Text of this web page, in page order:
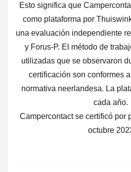
Esto significa que
como plataforma por
una evaluación independiente
y Forus-P. El método de
utilizadas que se observaron
certificación son conformes
normativa neerlandesa. La
cada año.
Campercontact se certificó por
octubre